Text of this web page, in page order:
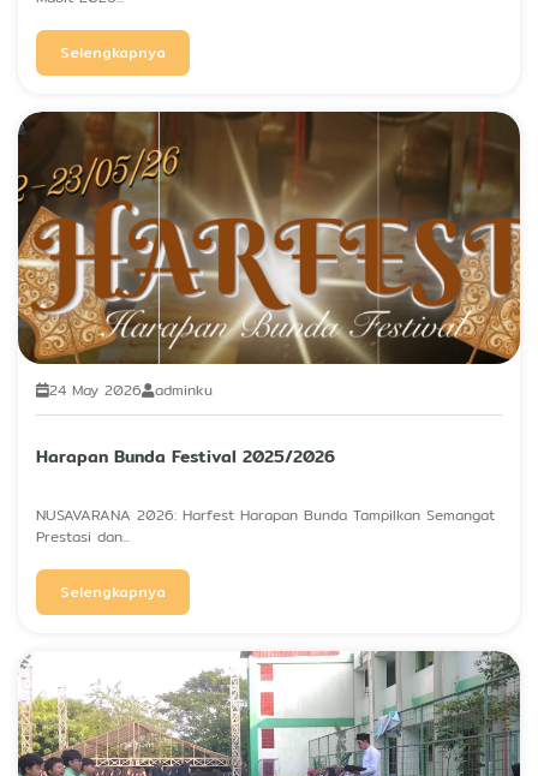
Selengkapnya
Harapan Bunda Festival 2025/2026
24 May 2026 adminku
NUSAVARANA 2026: Harfest Harapan Bunda Tampilkan Semangat
Prestasi dan...
Selengkapnya